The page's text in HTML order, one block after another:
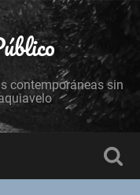
contemporáneas sin